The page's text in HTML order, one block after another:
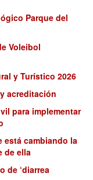
Parque del
Voleibol
y Turístico 2026
acreditación
para implementar
está cambiando la
de ella
de ‘diarrea